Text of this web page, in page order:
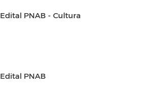
Edital PNAB - Cultura
Edital PNAB